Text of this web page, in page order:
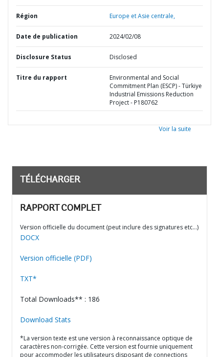
Région Europe et Asie centrale,
Date de publication 2024/02/08
Disclosure Status Disclosed
Titre du rapport
Environmental and Social
Commitment Plan (ESCP) - Türkiye
Industrial Emissions Reduction
Project - P180762
Voir la suite
TÉLÉCHARGER
RAPPORT COMPLET
Version officielle du document (peut inclure des signatures etc…)
DOCX
Version officielle (PDF)
TXT*
Total Downloads** : 186
Download Stats
*La version texte est une version à reconnaissance optique de
caractères non-corrigée. Cette version est fournie uniquement
pour accommoder les utilisateurs disposant de connections